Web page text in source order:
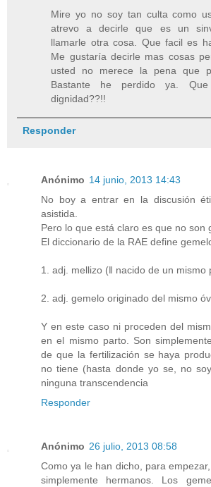
Mire yo no soy tan culta como
atrevo a decirle que es un
llamarle otra cosa. Que facil es
Me gustaría decirle mas cosas
usted no merece la pena que
Bastante he perdido ya.
dignidad??!!
Responder
Anónimo 14 junio, 2013 14:43
No boy a entrar en la discusión
asistida.
Pero lo que está claro es que no son
El diccionario de la RAE define
1. adj. mellizo (‖ nacido de un mismo
2. adj. gemelo originado del mismo
Y en este caso ni proceden del
en el mismo parto. Son
de que la fertilización se haya
no tiene (hasta donde yo se, no
ninguna transcendencia
Responder
Anónimo 26 julio, 2013 08:58
Como ya le han dicho, para
simplemente hermanos. Los